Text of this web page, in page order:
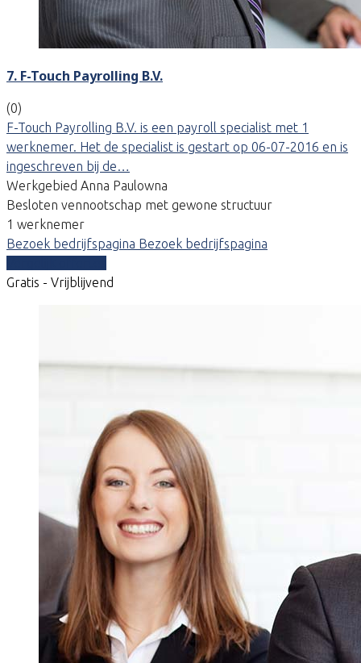
7. F-Touch Payrolling B.V.
(0)
F-Touch Payrolling B.V. is een payroll specialist met 1
werknemer. Het de specialist is gestart op 06-07-2016 en is
ingeschreven bij de…
Werkgebied Anna Paulowna
Besloten vennootschap met gewone structuur
1 werknemer
Bezoek bedrijfspagina Bezoek bedrijfspagina
Gratis - Vrijblijvend